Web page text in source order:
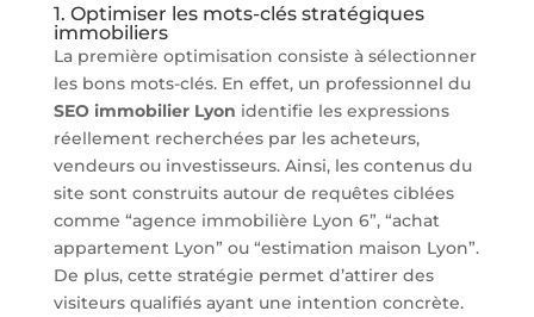
1. Optimiser les mots-clés stratégiques
immobiliers
La première optimisation consiste à sélectionner
les bons mots-clés. En effet, un professionnel du
SEO immobilier Lyon identifie les expressions
réellement recherchées par les acheteurs,
vendeurs ou investisseurs. Ainsi, les contenus du
site sont construits autour de requêtes ciblées
comme “agence immobilière Lyon 6”, “achat
appartement Lyon” ou “estimation maison Lyon”.
De plus, cette stratégie permet d’attirer des
visiteurs qualifiés ayant une intention concrète.